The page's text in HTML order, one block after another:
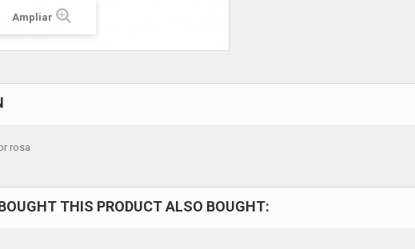
Ampliar
rosa
THIS PRODUCT ALSO BOUGHT: